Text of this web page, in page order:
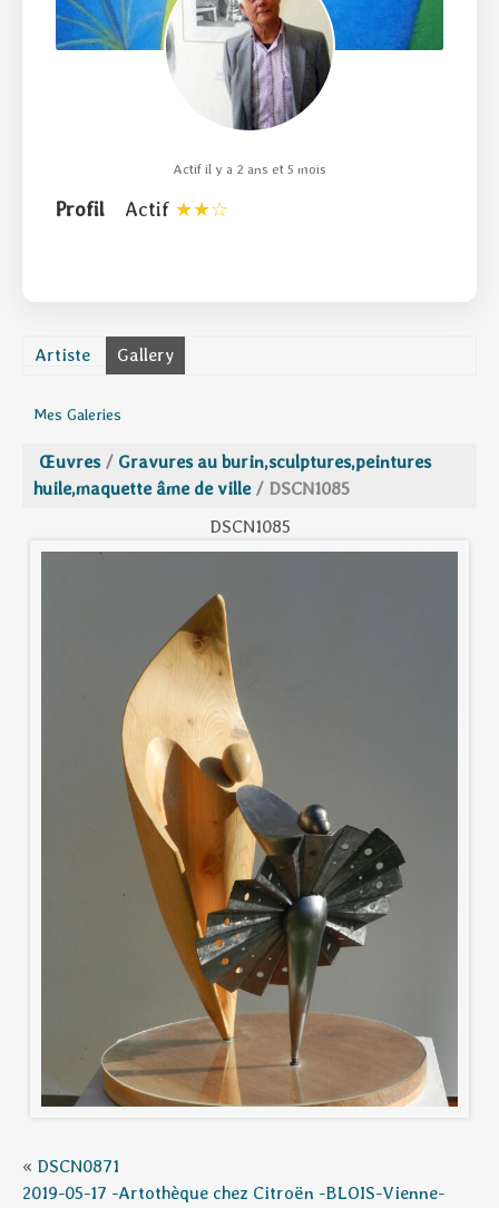
Actif il y a 2 ans et 5 mois
Profil Actif
Artiste Gallery
Mes Galeries
Œuvres / Gravures au burin,sculptures,peintures
huile,maquette âme de ville / DSCN1085
DSCN1085
« DSCN0871
2019-05-17 -Artothèque chez Citroën -BLOIS-Vienne-